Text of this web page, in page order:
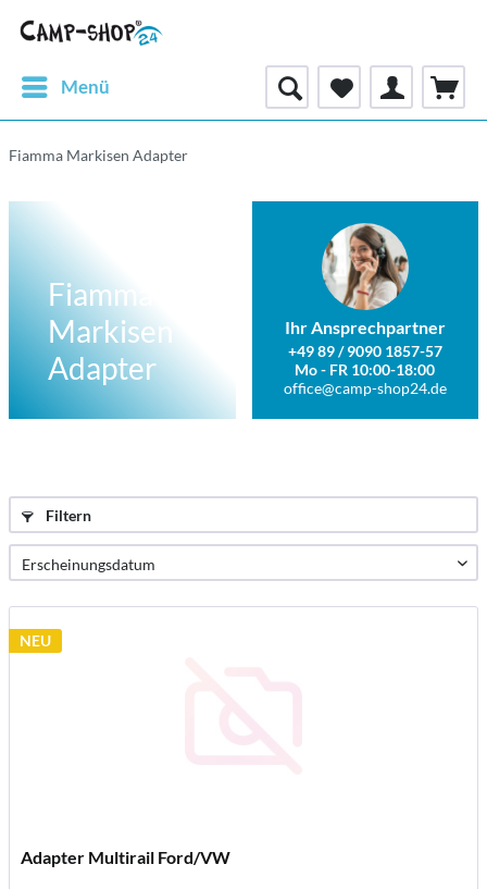
Menü
Fiamma Markisen Adapter
Fiamma
Markisen
Adapter
Ihr Ansprechpartner
+49 89 / 9090 1857-57
Mo - FR 10:00-18:00
office@camp-shop24.de
Filtern
NEU
Adapter Multirail Ford/VW